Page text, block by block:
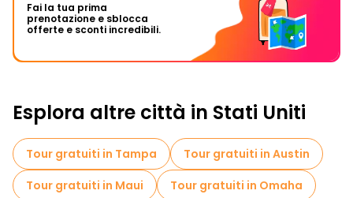
Fai la tua prima
prenotazione e sblocca
offerte e sconti incredibili.
Esplora altre città in Stati Uniti
Tour gratuiti in Tampa
Tour gratuiti in Austin
Tour gratuiti in Maui
Tour gratuiti in Omaha